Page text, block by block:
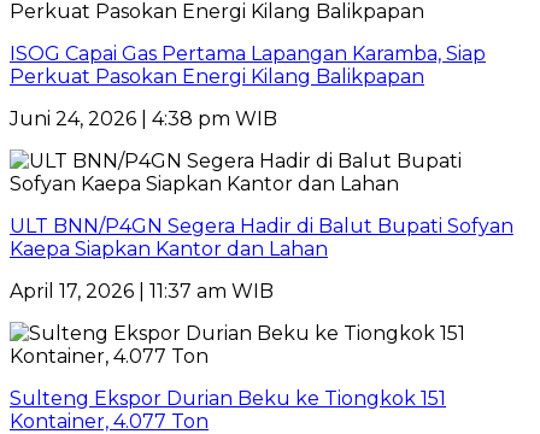
ISOG Capai Gas Pertama Lapangan Karamba, Siap
Perkuat Pasokan Energi Kilang Balikpapan
Juni 24, 2026 | 4:38 pm WIB
ULT BNN/P4GN Segera Hadir di Balut Bupati Sofyan
Kaepa Siapkan Kantor dan Lahan
April 17, 2026 | 11:37 am WIB
Sulteng Ekspor Durian Beku ke Tiongkok 151
Kontainer, 4.077 Ton